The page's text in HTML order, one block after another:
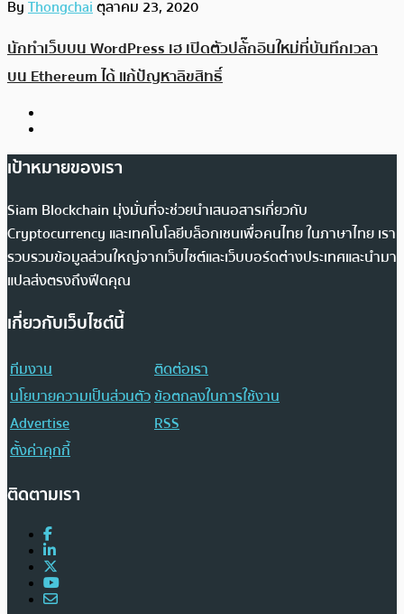
ByThongchaiตุลาคม 23, 2020
นักทำเว็บบน WordPress เฮ เปิดตัวปลั๊กอินใหม่ที่บันทึกเวลา
บน Ethereum ได้ แก้ปัญหาลิขสิทธิ์
เป้าหมายของเรา
Siam Blockchain มุ่งมั่นที่จะช่วยนำเสนอสารเกี่ยวกับ
Cryptocurrency และเทคโนโลยีบล็อกเชนเพื่อคนไทย ในภาษาไทย เรา
รวบรวมข้อมูลส่วนใหญ่จากเว็บไซต์และเว็บบอร์ดต่างประเทศและนำมา
แปลส่งตรงถึงฟีดคุณ
เกี่ยวกับเว็บไซต์นี้
ทีมงาน
ติดต่อเรา
นโยบายความเป็นส่วนตัวข้อตกลงในการใช้งาน
Advertise
RSS
ตั้งค่าคุกกี้
ติดตามเรา